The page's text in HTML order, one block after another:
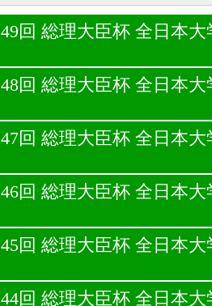
回 総理大臣杯 全日本
回 総理大臣杯 全日本
回 総理大臣杯 全日本
回 総理大臣杯 全日本
回 総理大臣杯 全日本
回 総理大臣杯 全日本